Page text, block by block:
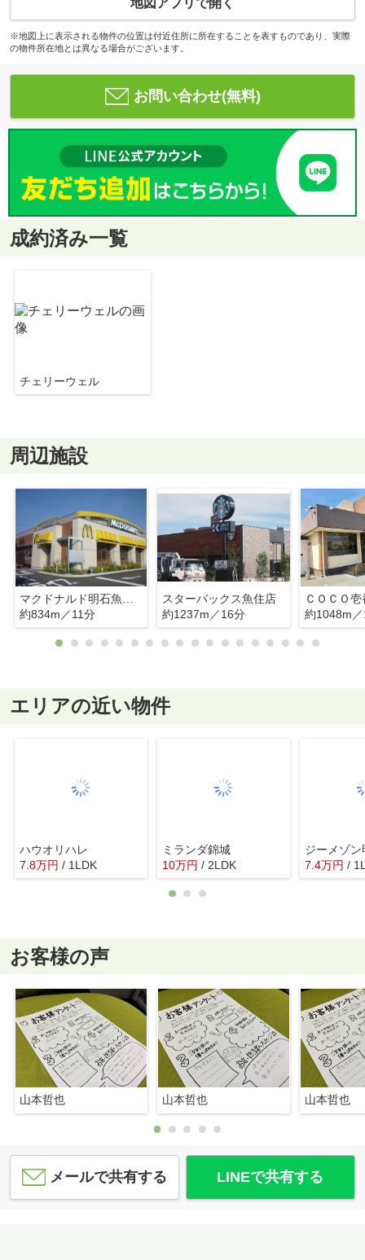
地図アプリで開く
※地図上に表示される物件の位置は付近住所に所在することを表すものであり、実際
の物件所在地とは異なる場合がございます。
お問い合わせ(無料)
成約済み一覧
チェリーウェル
周辺施設
マクドナルド明石魚住店
約834m／11分
スターバックス魚住店
約1237m／16分
ＣＯＣＯ
約1048m
エリアの近い物件
ハウオリハレ
7.8万円 / 1LDK
ミランダ錦城
10万円 / 2LDK
ジーメゾ
7.4万円 /
お客様の声
山本哲也 山本哲也 山本哲也
メールで共有する LINEで共有する